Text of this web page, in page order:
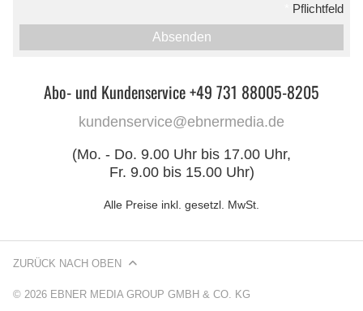
Pflichtfeld
Absenden
Abo- und Kundenservice +49 731 88005-8205
kundenservice@ebnermedia.de
(Mo. - Do. 9.00 Uhr bis 17.00 Uhr,
Fr. 9.00 bis 15.00 Uhr)
Alle Preise inkl. gesetzl. MwSt.
© 2026 EBNER MEDIA GROUP GMBH & CO. KG
ZURÜCK NACH OBEN